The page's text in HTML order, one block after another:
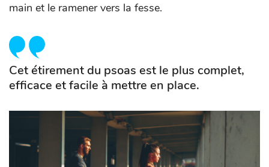
main et le ramener vers la fesse.
Cet étirement du psoas est le plus complet,
efficace et facile à mettre en place.